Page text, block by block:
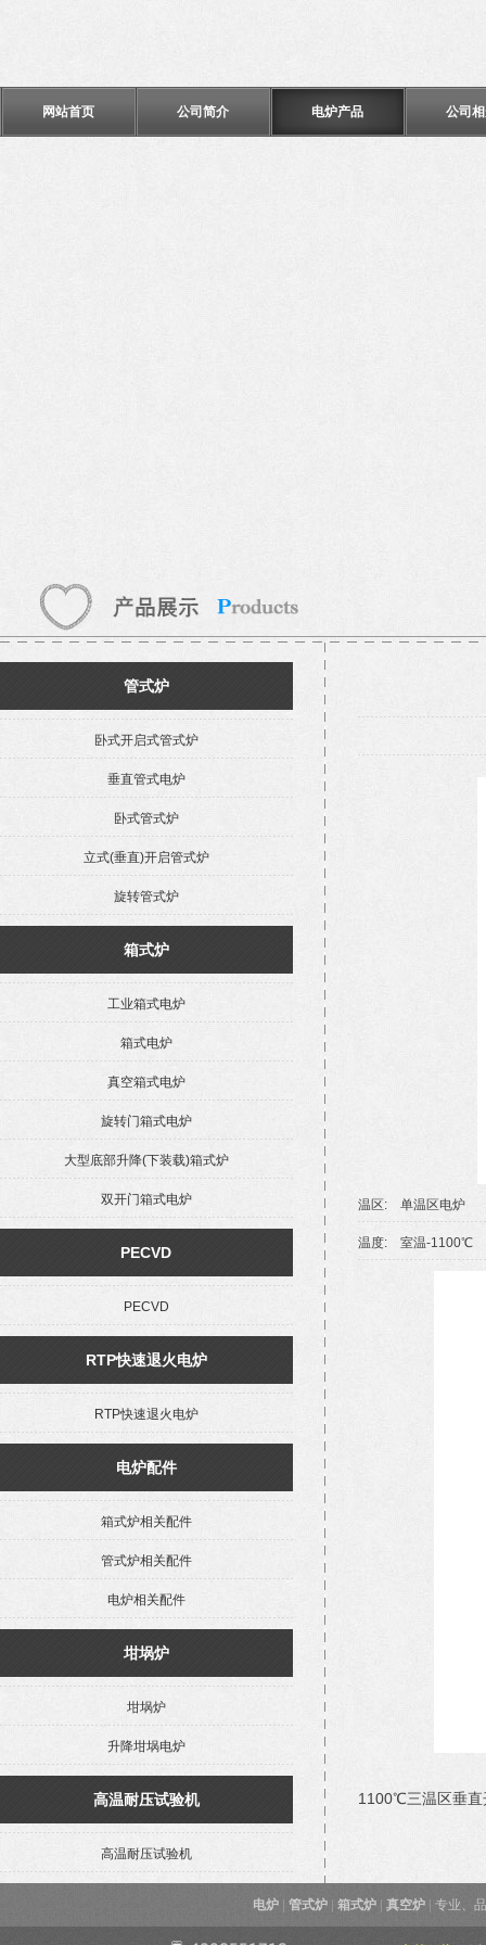
网站首页 公司简介 电炉产品 公司
管式炉
卧式开启式管式炉
垂直管式电炉
卧式管式炉
立式(垂直)开启管式炉
旋转管式炉
箱式炉
工业箱式电炉
箱式电炉
真空箱式电炉
旋转门箱式电炉
大型底部升降(下装载)箱式炉
双开门箱式电炉
PECVD
PECVD
RTP快速退火电炉
RTP快速退火电炉
电炉配件
箱式炉相关配件
管式炉相关配件
电炉相关配件
坩埚炉
坩埚炉
升降坩埚电炉
高温耐压试验机
高温耐压试验机
温区: 单温区电
温度: 室温-
1100℃三温区垂直
电炉 管式炉 箱式炉 真空炉 专业、